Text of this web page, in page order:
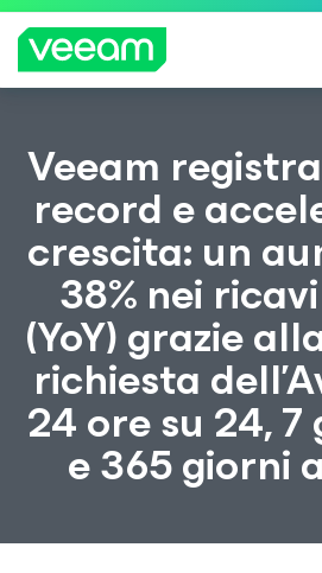
Linee guida di Veeam per i
dall'aggiornamento dei
PER
RNE
PIÙ
Veeam
record e
crescita: un
38% nei
(YoY) grazie
richiesta
24 ore su 24, 7
e 365 giorni